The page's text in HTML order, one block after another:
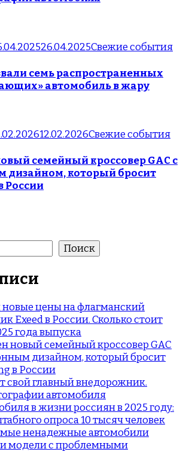
26.04.2025Свежие события
семь распространенных
автомобиль в жару
12.02.2026Свежие события
семейный кроссовер GAC с
дизайном, который бросит
России
Поиск
цены на флагманский
Exeed в России. Сколько стоит
года выпуска
новый семейный кроссовер GAC
дизайном, который бросит
в России
свой главный внедорожник.
автомобиля
в жизни россиян в 2025 году:
опроса 10 тысяч человек
ненадежные автомобили
модели с проблемными